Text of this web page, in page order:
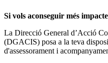
Si vols aconseguir més
La Direcció General d’Acció
(DGACIS) posa a la teva
d'assessorament i